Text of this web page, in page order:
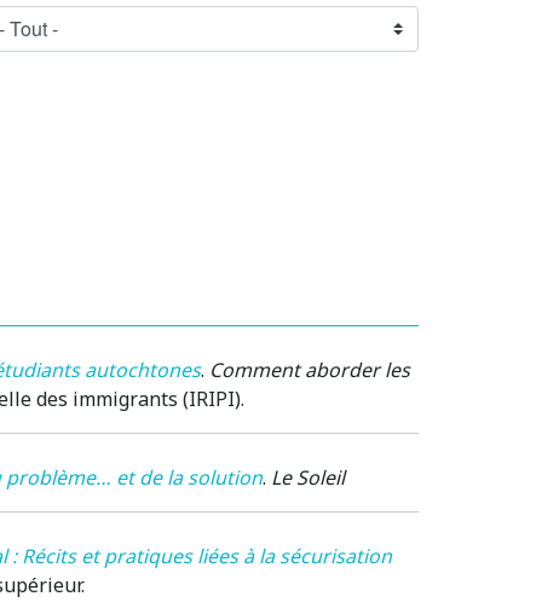
autochtones. Comment aborder les
des immigrants (IRIPI).
problème… et de la solution. Le Soleil
Récits et pratiques liées à la sécurisation